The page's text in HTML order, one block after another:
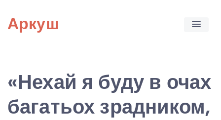
content
Аркуш
«‎Нехай я буду в очах
багатьох зрадником,